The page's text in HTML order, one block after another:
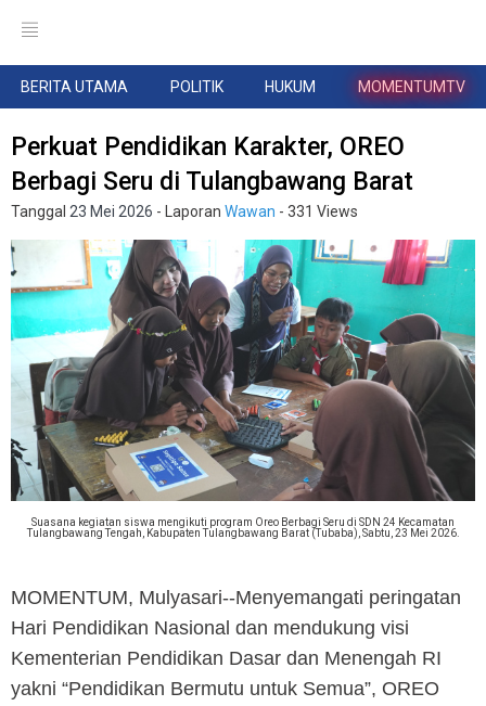
BERITA UTAMA POLITIK HUKUM MOMENTUMTV
Perkuat Pendidikan Karakter, OREO
Berbagi Seru di Tulangbawang Barat
Tanggal 23 Mei 2026 - Laporan Wawan - 331 Views
Suasana kegiatan siswa mengikuti program Oreo Berbagi Seru di SDN 24 Kecamatan
Tulangbawang Tengah, Kabupaten Tulangbawang Barat (Tubaba), Sabtu, 23 Mei 2026.
MOMENTUM, Mulyasari--Menyemangati peringatan
Hari Pendidikan Nasional dan mendukung visi
Kementerian Pendidikan Dasar dan Menengah RI
yakni “Pendidikan Bermutu untuk Semua”, OREO